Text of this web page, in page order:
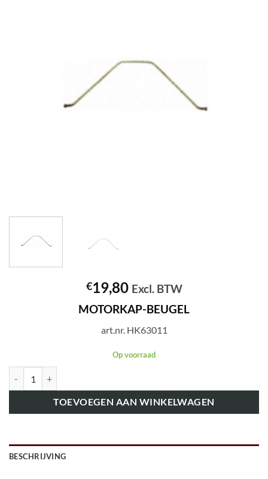
€19,80 Excl. BTW
MOTORKAP-BEUGEL
art.nr. HK63011
Op voorraad
TOEVOEGEN AAN WINKELWAGEN
BESCHRIJVING